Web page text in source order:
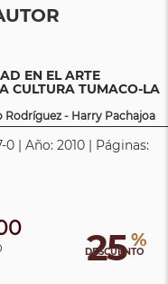
EN EL ARTE
CULTURA TUMACO-LA
- Harry Pachajoa
| Año: 2010 | Páginas:
25 %
DESCUENTO